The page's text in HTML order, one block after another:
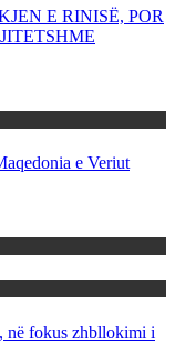
E RINISË, POR
e Veriut
në fokus zhbllokimi i